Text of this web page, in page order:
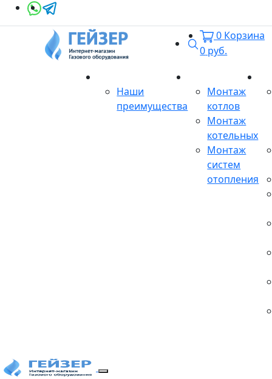
Поиск
0 Корзина
0 руб.
Наши
преимущества
Монтаж
котлов
Монтаж
котельных
Монтаж
систем
отопления